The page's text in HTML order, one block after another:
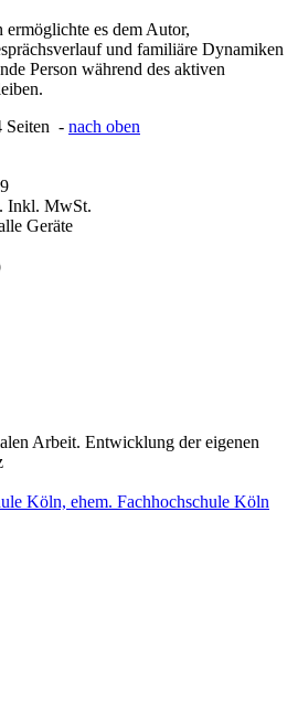
es dem Autor,
und familiäre Dynamiken
Person während des aktiven
Seiten - nach oben
Inkl. MwSt.
Geräte
Arbeit. Entwicklung der eigenen
Köln, ehem. Fachhochschule Köln